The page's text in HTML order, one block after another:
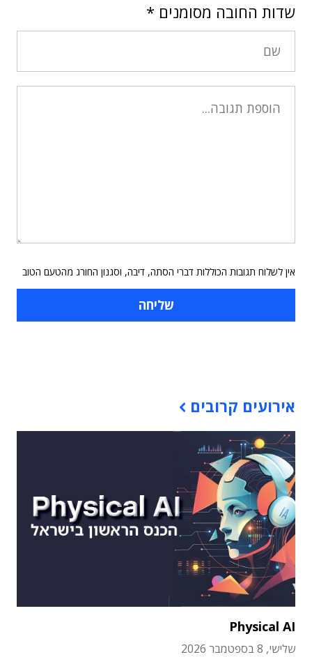
שדות החובה מסומנים *
אין לשלוח תגובות הכוללות דברי הסתה, דיבה, וסגנון החורג מהטעם הטוב
אירועים קרובים
Physical AI
שלישי, 8 בספטמבר 2026